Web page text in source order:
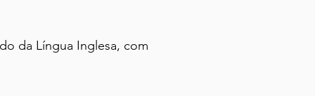
TEST
sólida para
da Língua Inglesa, com